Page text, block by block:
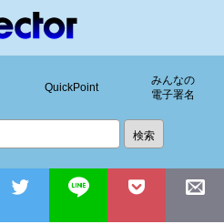
QuickPoint
みんなの
電子署名